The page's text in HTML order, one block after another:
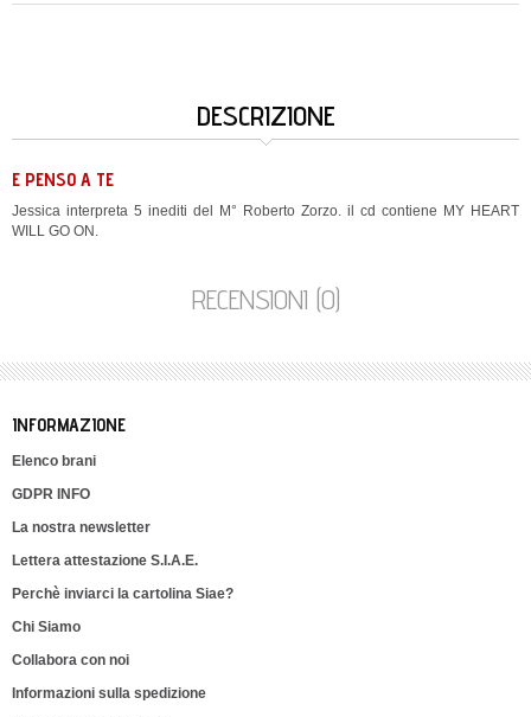
DESCRIZIONE
E PENSO A TE
Jessica interpreta 5 inediti del M° Roberto Zorzo. il cd contiene MY HEART
WILL GO ON.
RECENSIONI (0)
INFORMAZIONE
Elenco brani
GDPR INFO
La nostra newsletter
Lettera attestazione S.I.A.E.
Perchè inviarci la cartolina Siae?
Chi Siamo
Collabora con noi
Informazioni sulla spedizione